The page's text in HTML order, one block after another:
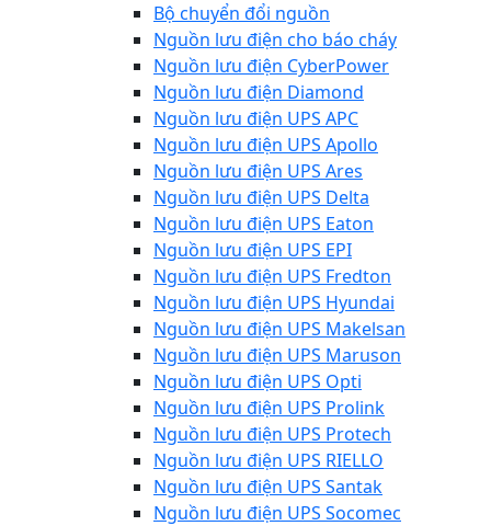
Bộ chuyển đổi nguồn
Nguồn lưu điện cho báo cháy
Nguồn lưu điện CyberPower
Nguồn lưu điện Diamond
Nguồn lưu điện UPS APC
Nguồn lưu điện UPS Apollo
Nguồn lưu điện UPS Ares
Nguồn lưu điện UPS Delta
Nguồn lưu điện UPS Eaton
Nguồn lưu điện UPS EPI
Nguồn lưu điện UPS Fredton
Nguồn lưu điện UPS Hyundai
Nguồn lưu điện UPS Makelsan
Nguồn lưu điện UPS Maruson
Nguồn lưu điện UPS Opti
Nguồn lưu điện UPS Prolink
Nguồn lưu điện UPS Protech
Nguồn lưu điện UPS RIELLO
Nguồn lưu điện UPS Santak
Nguồn lưu điện UPS Socomec